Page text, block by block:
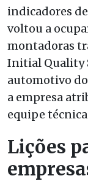
indicadores
voltou a
montadoras
Initial Quality
automotivo
a empresa
equipe
Lições